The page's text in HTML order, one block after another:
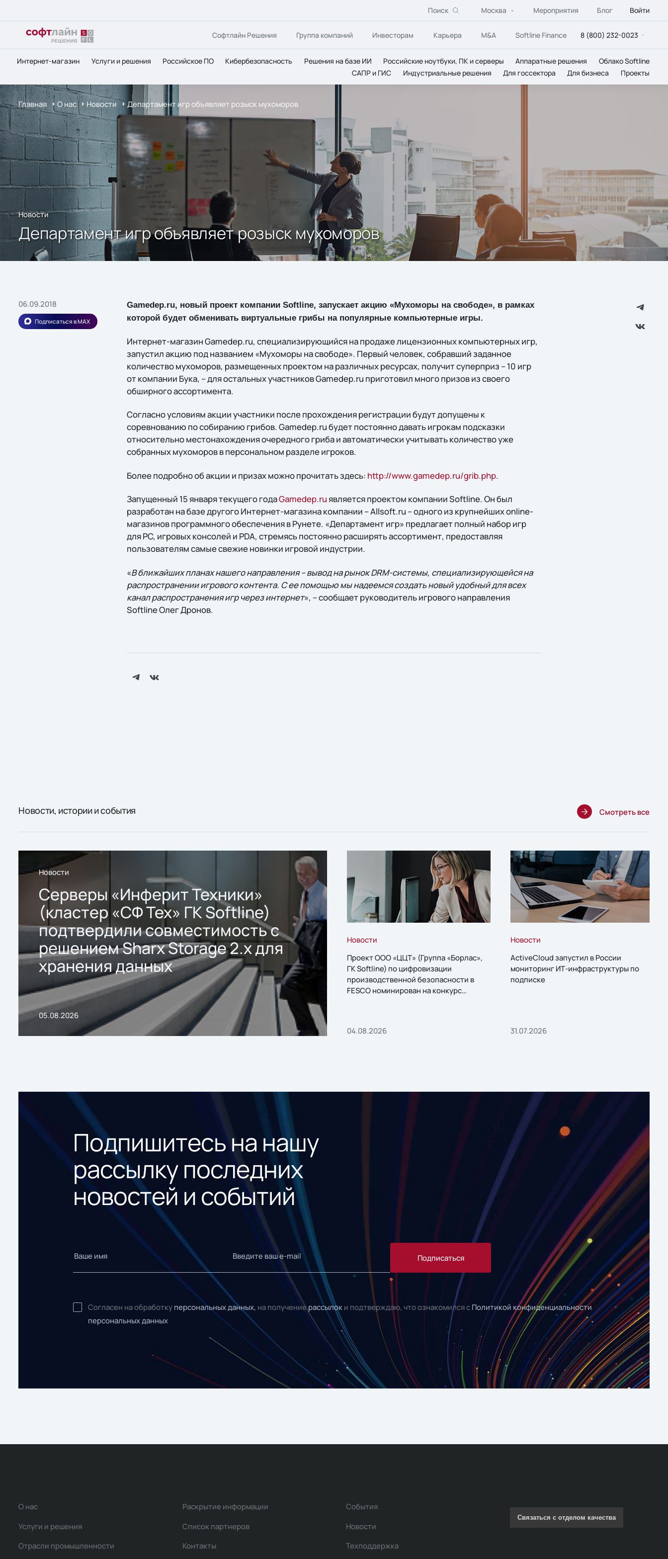
Поиск Москва Мероприятия Блог Войти
Софтлайн Решения Группа компаний Инвесторам Карьера M&A Softline Finance 8 (800) 232-0023
Интернет-магазин Услуги и решения Российское ПО Кибербезопасность Решения на базе ИИ Российские ноутбуки, ПК и серверы Аппаратные решения
Облако Softline
САПР и ГИС
Индустриальные решения Для госсектора Для бизнеса Проекты
Главная О нас Новости Департамент игр объявляет розыск мухоморов
Новости
Департамент игр объявляет розыск мухоморов
06.09.2018
Подписаться в MAX
Gamedep.ru, новый проект компании Softline, запускает акцию «Мухоморы на свободе», в рамках
которой будет обменивать виртуальные грибы на популярные компьютерные игры.
Интернет-магазин Gamedep.ru, специализирующийся на продаже лицензионных компьютерных игр,
запустил акцию под названием «Мухоморы на свободе». Первый человек, собравший заданное
количество мухоморов, размещенных проектом на различных ресурсах, получит суперприз – 10 игр
от компании Бука, – для остальных участников Gamedep.ru приготовил много призов из своего
обширного ассортимента.
Согласно условиям акции участники после прохождения регистрации будут допущены к
соревнованию по собиранию грибов. Gamedep.ru будет постоянно давать игрокам подсказки
относительно местонахождения очередного гриба и автоматически учитывать количество уже
собранных мухоморов в персональном разделе игроков.
Более подробно об акции и призах можно прочитать здесь: http://www.gamedep.ru/grib.php.
Запущенный 15 января текущего годаGamedep.ru является проектом компании Softline. Он был
разработан на базе другого Интернет-магазина компании – Allsoft.ru – одного из крупнейших online-
магазинов программного обеспечения в Рунете. «Департамент игр» предлагает полный набор игр
для PC, игровых консолей и PDA, стремясь постоянно расширять ассортимент, предоставляя
пользователям самые свежие новинки игровой индустрии.
«В ближайших планах нашего направления – вывод на рынок DRM-системы, специализирующейся на
распространении игрового контента. С ее помощью мы надеемся создать новый удобный для всех
канал распространения игр через интернет», – сообщает руководитель игрового направления
Softline Олег Дронов.
Новости, истории и события Смотреть все
Новости
Серверы «Инферит Техники»
(кластер «СФ Тех» ГК Softline)
подтвердили совместимость с
решением Sharx Storage 2.x для
хранения данных
05.08.2026
Новости
Проект ООО «ЦЦТ» (Группа «Борлас»,
ГК Softline) по цифровизации
производственной безопасности в
FESCO номинирован на конкурс
04.08.2026
Новости
ActiveCloud запустил в России
мониторинг ИТ-инфраструктуры по
подписке
31.07.2026
Подпишитесь на нашу
рассылку последних
новостей и событий
Подписаться
Согласен на обработку персональных данных, на получениерассылок и подтверждаю, что ознакомился с Политикой конфиденциальности
персональных данных
О нас
Услуги и решения
Отрасли промышленности
Раскрытие информации
Список партнеров
Контакты
События
Новости
Техподдержка
Связаться с отделом качества